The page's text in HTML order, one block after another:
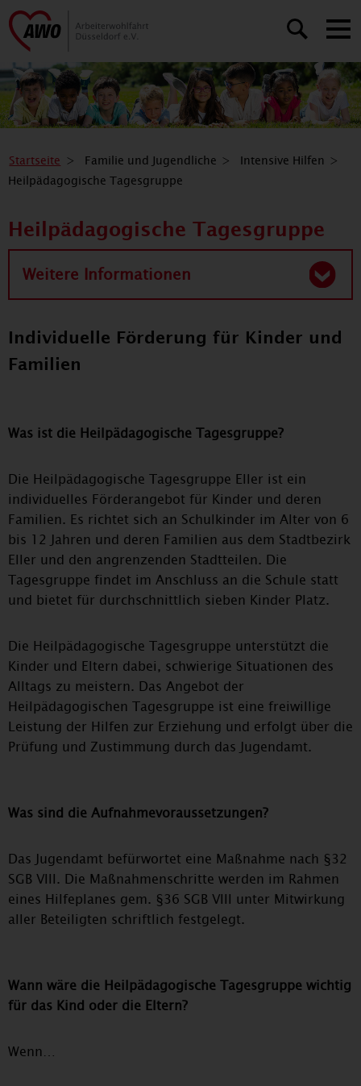
Startseite Familie und Jugendliche
Intensive Hilfen
Heilpädagogische Tagesgruppe
Heilpädagogische Tagesgruppe
Weitere Informationen
Individuelle Förderung für Kinder und
Familien
Was ist die Heilpädagogische Tagesgruppe?
Die Heilpädagogische Tagesgruppe Eller ist ein
individuelles Förderangebot für Kinder und deren
Familien. Es richtet sich an Schulkinder im Alter von 6
bis 12 Jahren und deren Familien aus dem Stadtbezirk
Eller und den angrenzenden Stadtteilen. Die
Tagesgruppe findet im Anschluss an die Schule statt
und bietet für durchschnittlich sieben Kinder Platz.
Die Heilpädagogische Tagesgruppe unterstützt die
Kinder und Eltern dabei, schwierige Situationen des
Alltags zu meistern. Das Angebot der
Heilpädagogischen Tagesgruppe ist eine freiwillige
Leistung der Hilfen zur Erziehung und erfolgt über die
Prüfung und Zustimmung durch das Jugendamt.
Was sind die Aufnahmevoraussetzungen?
Das Jugendamt befürwortet eine Maßnahme nach §32
SGB VIII. Die Maßnahmenschritte werden im Rahmen
eines Hilfeplanes gem. §36 SGB VIII unter Mitwirkung
aller Beteiligten schriftlich festgelegt.
Wann wäre die Heilpädagogische Tagesgruppe wichtig
für das Kind oder die Eltern?
Wenn…